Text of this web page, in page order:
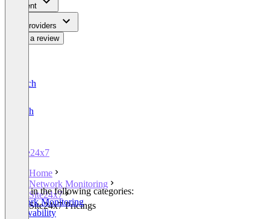
Content
For Providers
Write a review
Deutsch
English
Site24x7
Home
Network Monitoring
Site24x7
Site24x7 Pricings
Listed in the following categories:
Network Monitoring
Observability